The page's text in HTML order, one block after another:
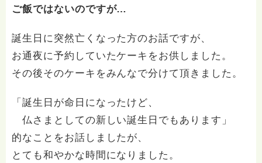
ご飯ではないのですが…
誕生日に突然亡くなった方のお話ですが、
お通夜に予約していたケーキをお供しました。
その後そのケーキをみんなで分けて頂きました。
「誕生日が命日になったけど、
仏さまとしての新しい誕生日でもあります」
的なことをお話しましたが、
とても和やかな時間になりました。